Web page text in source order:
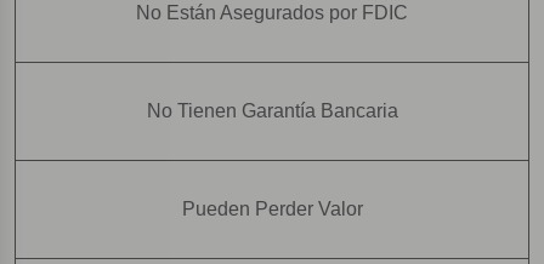
No Están Asegurados por FDIC
No Tienen Garantía Bancaria
Pueden Perder Valor